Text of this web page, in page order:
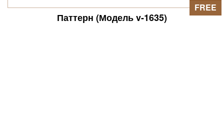
Паттерн (Модель v-1635)
FREE